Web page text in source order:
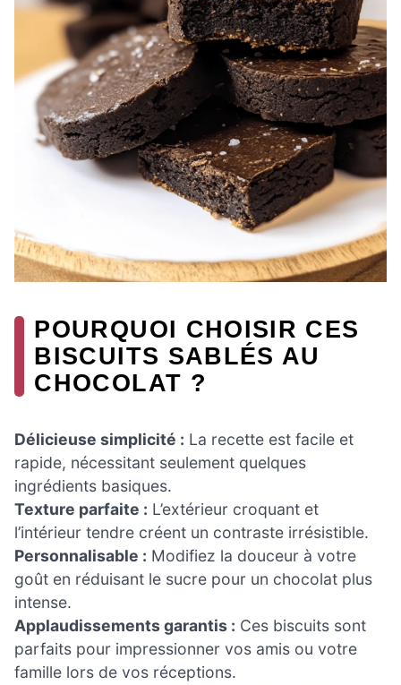
POURQUOI CHOISIR CES
BISCUITS SABLÉS AU
CHOCOLAT ?
Délicieuse simplicité : La recette est facile et
rapide, nécessitant seulement quelques
ingrédients basiques.
Texture parfaite : L’extérieur croquant et
l’intérieur tendre créent un contraste irrésistible.
Personnalisable : Modifiez la douceur à votre
goût en réduisant le sucre pour un chocolat plus
intense.
Applaudissements garantis : Ces biscuits sont
parfaits pour impressionner vos amis ou votre
famille lors de vos réceptions.